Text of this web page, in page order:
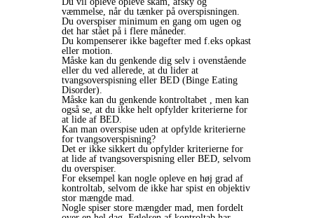
væmmelse, når du tænker på overspisningen.
Du overspiser minimum en gang om ugen og
det har stået på i flere måneder.
Du kompenserer ikke bagefter med f.eks opkast
eller motion.
Måske kan du genkende dig selv i ovenstående
eller du ved allerede, at du lider at
tvangsoverspisning eller BED (Binge Eating
Disorder).
Måske kan du genkende kontroltabet , men kan
også se, at du ikke helt opfylder kriterierne for
at lide af BED.
Kan man overspise uden at opfylde kriterierne
for tvangsoverspisning?
Det er ikke sikkert du opfylder kriterierne for
at lide af tvangsoverspisning eller BED, selvom
du overspiser.
For eksempel kan nogle opleve en høj grad af
kontroltab, selvom de ikke har spist en objektiv
stor mængde mad.
Nogle spiser store mængder mad, men fordelt